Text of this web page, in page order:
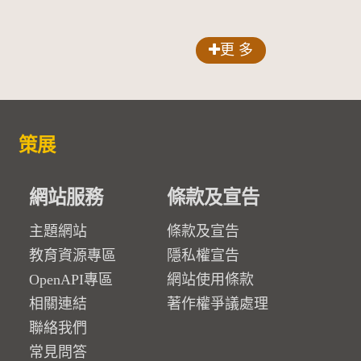
更 多
策展
網站服務
主題網站
教育資源專區
OpenAPI專區
相關連結
聯絡我們
常見問答
條款及宣告
條款及宣告
隱私權宣告
網站使用條款
著作權爭議處理